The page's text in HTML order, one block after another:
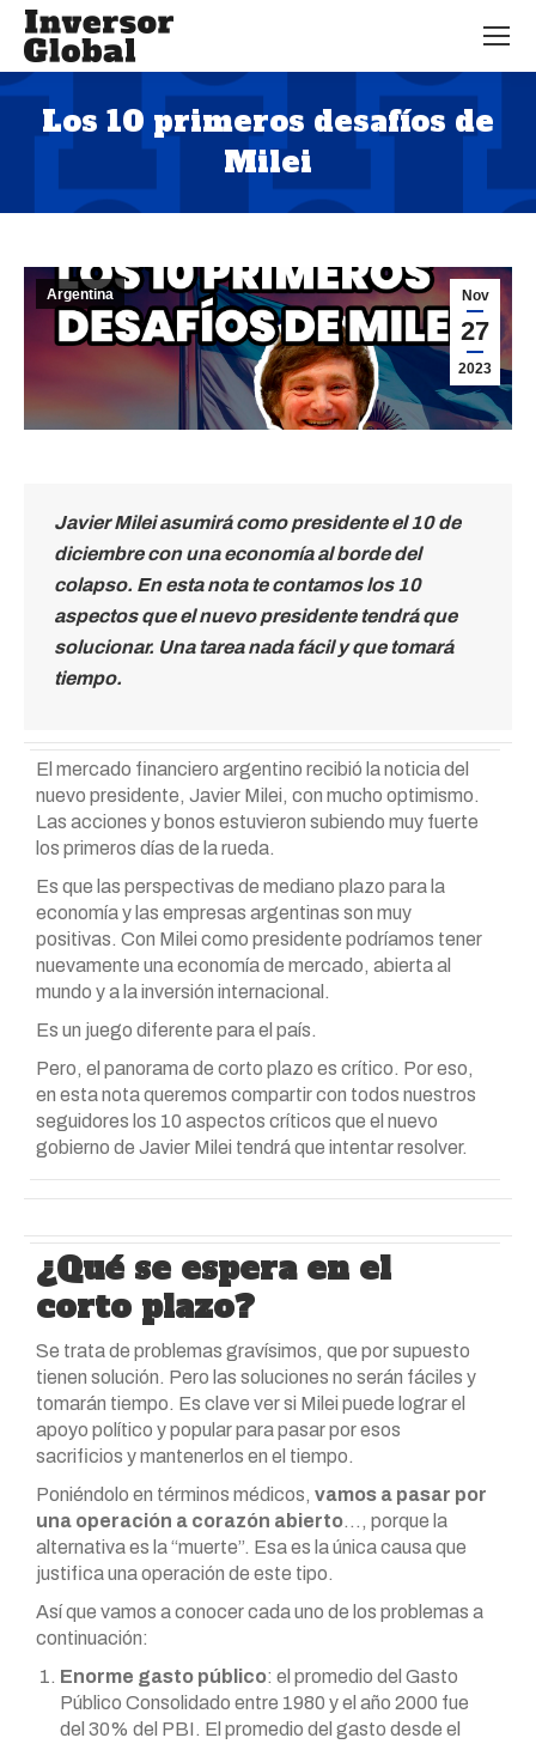
Los 10 primeros desafíos de
Milei
Estás aquí:
Nov
27
2023
Argentina
Javier Milei asumirá como presidente el 10 de
diciembre con una economía al borde del
colapso. En esta nota te contamos los 10
aspectos que el nuevo presidente tendrá que
solucionar. Una tarea nada fácil y que tomará
tiempo.
El mercado financiero argentino recibió la noticia del
nuevo presidente, Javier Milei, con mucho optimismo.
Las acciones y bonos estuvieron subiendo muy fuerte
los primeros días de la rueda.
Es que las perspectivas de mediano plazo para la
economía y las empresas argentinas son muy
positivas. Con Milei como presidente podríamos tener
nuevamente una economía de mercado, abierta al
mundo y a la inversión internacional.
Es un juego diferente para el país.
Pero, el panorama de corto plazo es crítico. Por eso,
en esta nota queremos compartir con todos nuestros
seguidores los 10 aspectos críticos que el nuevo
gobierno de Javier Milei tendrá que intentar resolver.
¿Qué se espera en el
corto plazo?
Se trata de problemas gravísimos, que por supuesto
tienen solución. Pero las soluciones no serán fáciles y
tomarán tiempo. Es clave ver si Milei puede lograr el
apoyo político y popular para pasar por esos
sacrificios y mantenerlos en el tiempo.
Poniéndolo en términos médicos, vamos a pasar por
una operación a corazón abierto…, porque la
alternativa es la “muerte”. Esa es la única causa que
justifica una operación de este tipo.
Así que vamos a conocer cada uno de los problemas a
continuación:
Enorme gasto público: el promedio del Gasto
Público Consolidado entre 1980 y el año 2000 fue
del 30% del PBI. El promedio del gasto desde el